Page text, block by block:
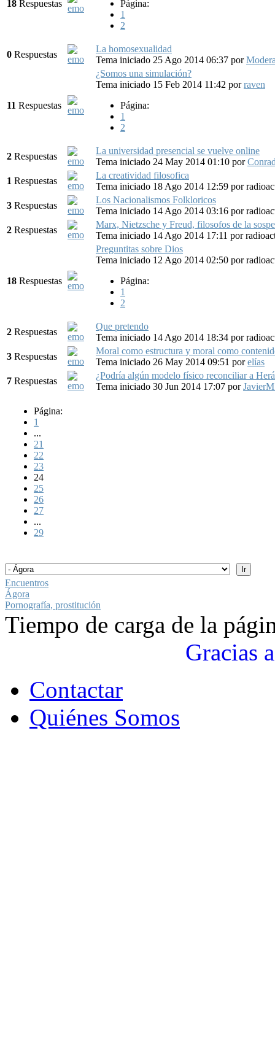
18 Respuestas
Página:
1
2
0 Respuestas
La homosexualidad
Tema iniciado 25 Ago 2014 06:37 por
11 Respuestas
¿Somos una simulación?
Tema iniciado 15 Feb 2014 11:42 porraven
Página:
1
2
2 Respuestas
La universidad presencial se vuelve online
Tema iniciado 24 May 2014 01:10 por
1 Respuestas
La creatividad filosofica
Tema iniciado 18 Ago 2014 12:59 por
3 Respuestas
Los Nacionalismos Folkloricos
Tema iniciado 14 Ago 2014 03:16 por
2 Respuestas
Marx, Nietzsche y Freud, filosofos de la
Tema iniciado 14 Ago 2014 17:11 por
18 Respuestas
Preguntitas sobre Dios
Tema iniciado 12 Ago 2014 02:50 por
Página:
1
2
2 Respuestas
Que pretendo
Tema iniciado 14 Ago 2014 18:34 por
3 Respuestas
Moral como estructura y moral como
Tema iniciado 26 May 2014 09:51 porelías
7 Respuestas
¿Podría algún modelo físico reconciliar a
Tema iniciado 30 Jun 2014 17:07 por
Página:
1
...
21
22
23
24
25
26
27
...
29
Encuentros
Ágora
Pornografía, prostitución
Tiempo de carga de la
Gracias a
Contactar
Quiénes Somos